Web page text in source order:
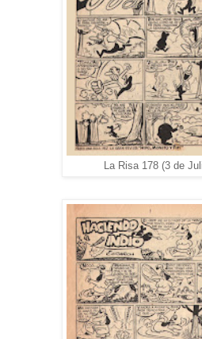
La Risa 178 (3 de